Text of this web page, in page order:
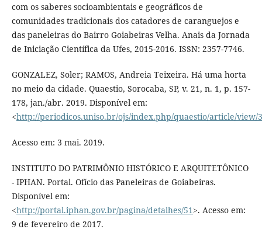
com os saberes socioambientais e geográficos de
comunidades tradicionais dos catadores de caranguejos e
das paneleiras do Bairro Goiabeiras Velha. Anais da Jornada
de Iniciação Científica da Ufes, 2015-2016. ISSN: 2357-7746.
GONZALEZ, Soler; RAMOS, Andreia Teixeira. Há uma horta
no meio da cidade. Quaestio, Sorocaba, SP, v. 21, n. 1, p. 157-
178, jan./abr. 2019. Disponível em:
<http://periodicos.uniso.br/ojs/index.php/quaestio/article/view/
Acesso em: 3 mai. 2019.
INSTITUTO DO PATRIMÔNIO HISTÓRICO E ARQUITETÔNICO
- IPHAN. Portal. Ofício das Paneleiras de Goiabeiras.
Disponível em:
<http://portal.iphan.gov.br/pagina/detalhes/51>. Acesso em:
9 de fevereiro de 2017.